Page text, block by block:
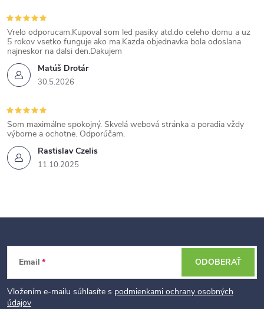
Matúš Drotár
30.5.2026
Vrelo odporucam.Kupoval som led pasiky atd.do celeho domu a uz
5 rokov vsetko funguje ako ma.Kazda objednavka bola odoslana
najneskor na dalsi den.Dakujem
Rastislav Czelis
11.10.2025
Som maximálne spokojný. Skvelá webová stránka a poradia vždy
výborne a ochotne. Odporúčam.
Email
Vložením e-mailu súhlasíte s podmienkami ochrany osobných
údajov
ODOBERAŤ